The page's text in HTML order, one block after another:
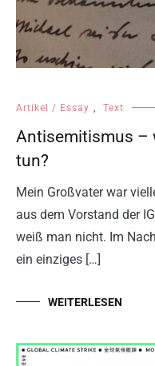
Artikel / Essay Text
Antisemitismus –
tun?
Mein Großvater war
aus dem Vorstand der
weiß man nicht. Im
ein einziges […]
WEITERLESEN